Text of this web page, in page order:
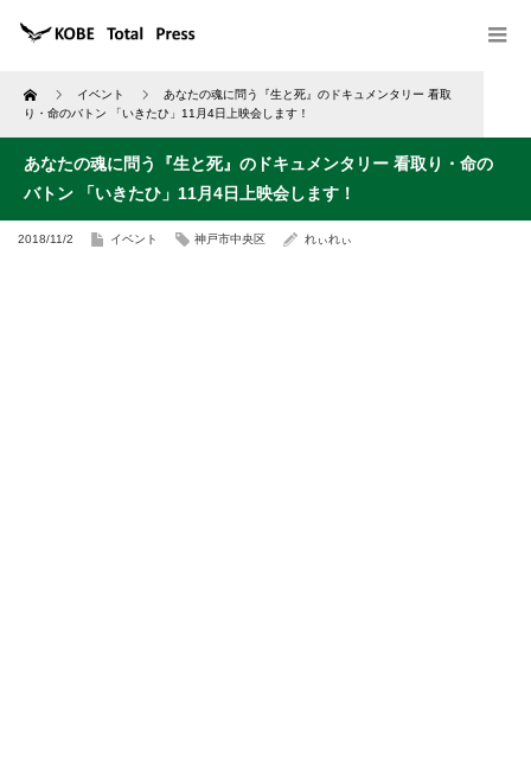
Home イベント
あなたの魂に問う『生と死』のドキュメンタリー 看取
り・命のバトン 「いきたひ」11月4日上映会します！
あなたの魂に問う『生と死』のドキュメンタリー 看取り・命の
バトン 「いきたひ」11月4日上映会します！
2018/11/2 イベント 神戸市中央区 れぃれぃ